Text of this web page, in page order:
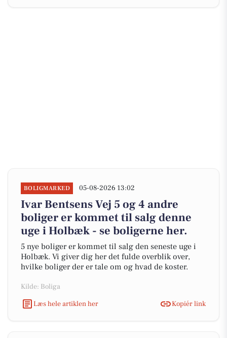
BOLIGMARKED 05-08-2026 13:02
Ivar Bentsens Vej 5 og 4 andre
boliger er kommet til salg denne
uge i Holbæk - se boligerne her.
5 nye boliger er kommet til salg den seneste uge i
Holbæk. Vi giver dig her det fulde overblik over,
hvilke boliger der er tale om og hvad de koster.
Kilde: Boliga
Læs hele artiklen her
Kopiér link